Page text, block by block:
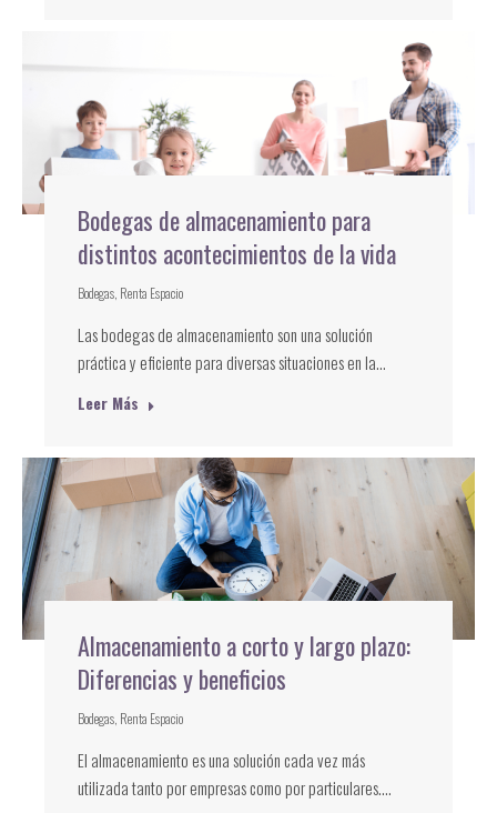
Bodegas de almacenamiento para
distintos acontecimientos de la vida
Bodegas Renta Espacio
Las bodegas de almacenamiento son una solución
práctica y eficiente para diversas situaciones en la…
Leer Más
Almacenamiento a corto y largo plazo:
Diferencias y beneficios
Bodegas Renta Espacio
El almacenamiento es una solución cada vez más
utilizada tanto por empresas como por particulares.…